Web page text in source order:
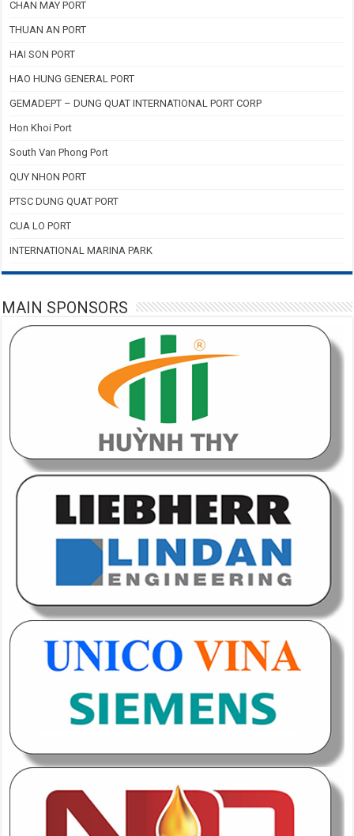
CHAN MAY PORT
THUAN AN PORT
HAI SON PORT
HAO HUNG GENERAL PORT
GEMADEPT – DUNG QUAT INTERNATIONAL PORT CORP
Hon Khoi Port
South Van Phong Port
QUY NHON PORT
PTSC DUNG QUAT PORT
CUA LO PORT
INTERNATIONAL MARINA PARK
MAIN SPONSORS